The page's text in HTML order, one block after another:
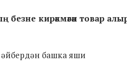
кирәкмәгән товар
әйбердән башка яши